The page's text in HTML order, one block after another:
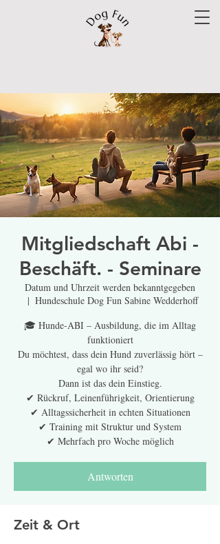
Mitgliedschaft Abi -
Beschäft. - Seminare
Datum und Uhrzeit werden bekanntgegeben
  |
Hundeschule Dog Fun Sabine Wedderhoff
🎓 Hunde-ABI – Ausbildung, die im Alltag
funktioniert
Du möchtest, dass dein Hund zuverlässig hört –
egal wo ihr seid?
Dann ist das dein Einstieg.
✔ Rückruf, Leinenführigkeit, Orientierung
✔ Alltagssicherheit in echten Situationen
✔ Training mit Struktur und System
✔ Mehrfach pro Woche möglich
Antworten
Zeit & Ort